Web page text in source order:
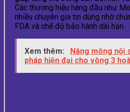
Các thương hiệu hàng đầu như
nhiều chuyên gia tin dùng nhờ
FDA và chế độ bảo hành dài hạn.
Xem thêm:
Nâng mông nội
pháp hiện đại cho vòng 3